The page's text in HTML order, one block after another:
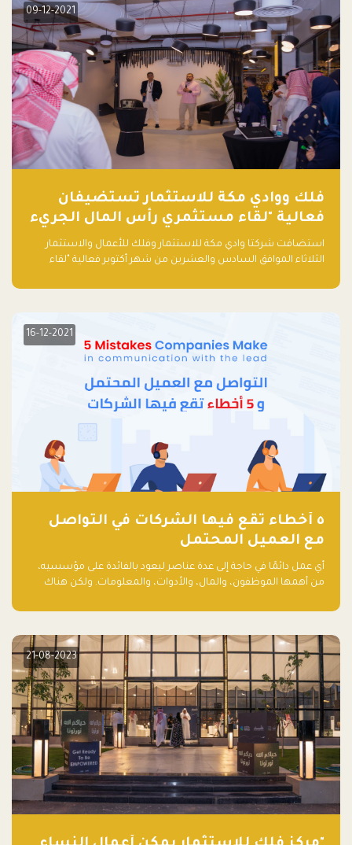
09-12-2021
فلك ووادي مكة للاستثمار تستضيفان
فعالية "لقاء مستثمري رأس المال الجريء
في المنطقة"
استضافت شركتا وادي مكة للاستثمار وفلك للأعمال والاستثمار
الثلاثاء الموافق السادس والعشرين من شهر أكتوبر فعالية "لقاء
مشاركاً من أبرز صناديق رأس المال الجريء وممثلي المؤسسات
16-12-2021
٥ أخطاء تقع فيها الشركات في التواصل
مع العميل المحتمل
أي عمل دائمًا في حاجة إلى عدة عناصر ليعود بالفائدة على مؤسسيه،
من أهمها الموظفون، والمال، والأدوات، والمعلومات. ولكن هناك
أساسه ذلك العمل.
21-08-2023